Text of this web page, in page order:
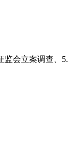
会立案调查、